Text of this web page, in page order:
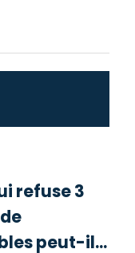
refuse 3
peut-il...